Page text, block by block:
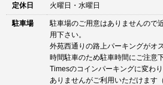
定休日 火曜日・水曜日
駐車場
駐車場のご用意はありませんので
用下さい。
外苑西通りの路上パーキングがオ
時間駐車のため駐車時間にご注意
Timesのコインパーキングに変わ
ありませんがご利用いただけます